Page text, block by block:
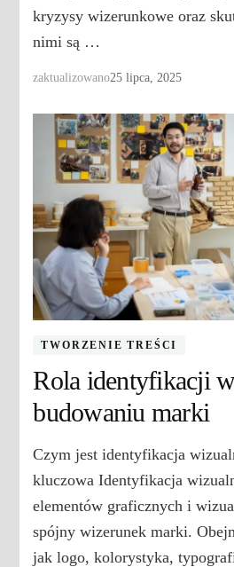
kryzysy wizerunkowe oraz
nimi są …
zaktualizowano25 lipca, 2025
TWORZENIE TREŚCI
Rola identyfikacji
budowaniu marki
Czym jest identyfikacja
kluczowa Identyfikacja
elementów graficznych i
spójny wizerunek marki.
jak logo, kolorystyka,